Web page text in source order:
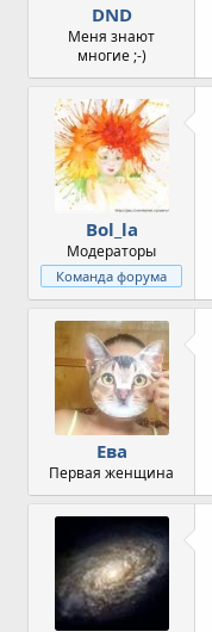
DND
Меня знают
многие ;-)
Bol_la
Модераторы
Команда форума
Ева
Первая женщина